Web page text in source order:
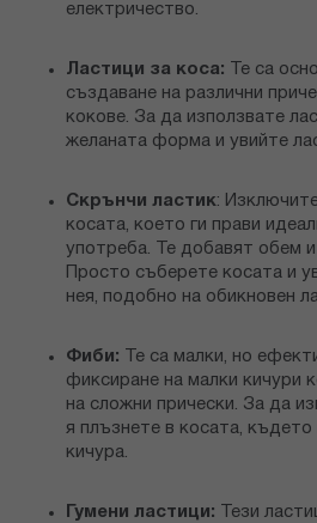
електричество.
Ластици за коса: Те са
създаване на различни
кокове. За да използвате
желаната форма и увийте
Скрънчи ластик:
косата, което ги прави
употреба. Те добавят обем и
Просто съберете косата и
нея, подобно на обикновен
Фиби: Те са малки, но
фиксиране на малки кичури
на сложни прически. За да
я плъзнете в косата,
кичура.
Гумени ластици: Тези